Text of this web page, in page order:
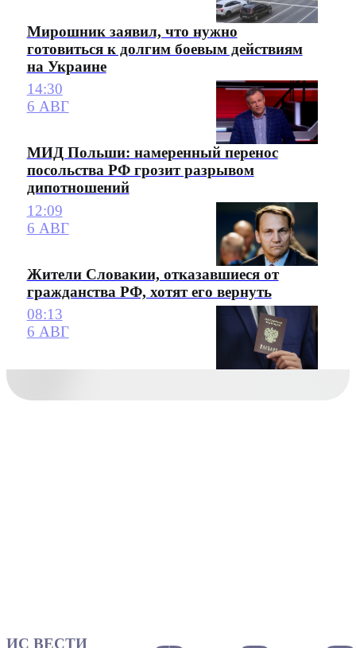
Мирошник заявил, что нужно
готовиться к долгим боевым действиям
на Украине
14:30
6 АВГ
МИД Польши: намеренный перенос
посольства РФ грозит разрывом
дипотношений
12:09
6 АВГ
Жители Словакии, отказавшиеся от
гражданства РФ, хотят его вернуть
08:13
6 АВГ
ИС ВЕСТИ